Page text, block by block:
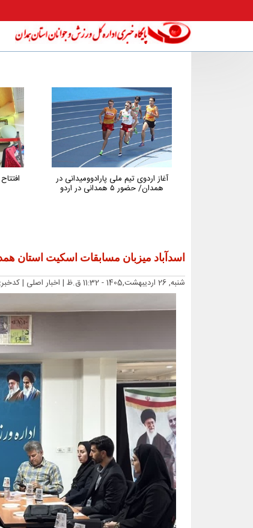
افتتاح اولین باشگاه تخصصی تنیس
روی میز استان همدان
اسدآباد میزبان مسابقات اسکیت استان
شنبه, 26 اردیبهشت,1405 - 11:32 ق.ظ | اخبار اصلی | کدخبر: 17548